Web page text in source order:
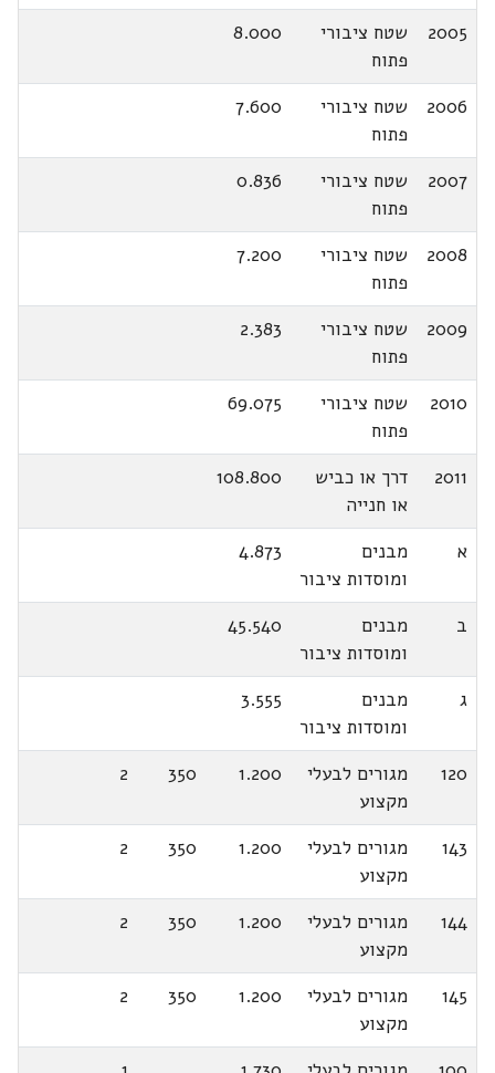
2005
שטח ציבורי
פתוח
8.000
2006
שטח ציבורי
פתוח
7.600
2007
שטח ציבורי
פתוח
0.836
2008
שטח ציבורי
פתוח
7.200
2009
שטח ציבורי
פתוח
2.383
2010
שטח ציבורי
פתוח
69.075
2011
דרך או כביש
או חנייה
108.800
א
מבנים
ומוסדות ציבור
4.873
ב
מבנים
ומוסדות ציבור
45.540
ג
מבנים
ומוסדות ציבור
3.555
120
מגורים לבעלי
מקצוע
1.200
350
2
143
מגורים לבעלי
מקצוע
1.200
350
2
144
מגורים לבעלי
מקצוע
1.200
350
2
145
מגורים לבעלי
מקצוע
1.200
350
2